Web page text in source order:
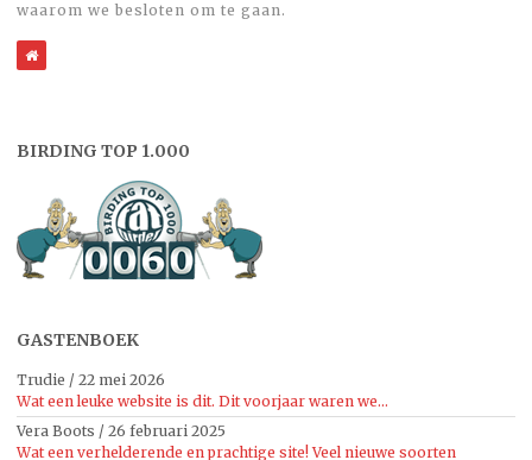
waarom we besloten om te gaan.
WebSite
BIRDING TOP 1.000
GASTENBOEK
Trudie / 22 mei 2026
Wat een leuke website is dit. Dit voorjaar waren we...
Vera Boots / 26 februari 2025
Wat een verhelderende en prachtige site! Veel nieuwe soorten